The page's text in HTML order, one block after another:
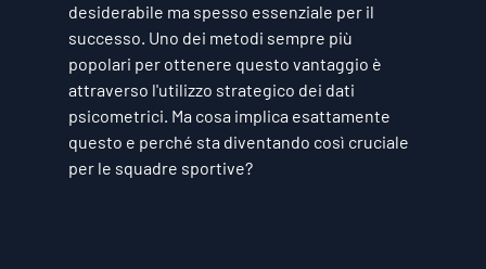
desiderabile ma spesso essenziale per il
successo. Uno dei metodi sempre più
popolari per ottenere questo vantaggio è
attraverso l'utilizzo strategico dei dati
psicometrici. Ma cosa implica esattamente
questo e perché sta diventando così cruciale
per le squadre sportive?